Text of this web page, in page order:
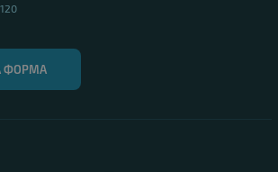
ФОРМА